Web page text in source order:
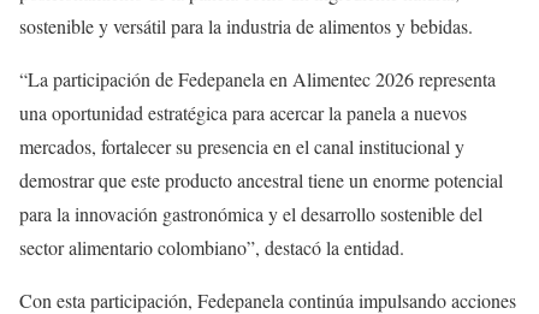
sostenible y versátil para la industria de alimentos y bebidas.
“La participación de Fedepanela en Alimentec 2026 representa
una oportunidad estratégica para acercar la panela a nuevos
mercados, fortalecer su presencia en el canal institucional y
demostrar que este producto ancestral tiene un enorme potencial
para la innovación gastronómica y el desarrollo sostenible del
sector alimentario colombiano”, destacó la entidad.
Con esta participación, Fedepanela continúa impulsando acciones